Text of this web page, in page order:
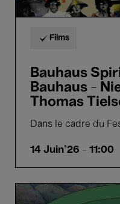
Films
Bauhaus
Bauhaus -
Thomas
Dans le cadre du
14 Juin'26 - 11:00
Ponyo